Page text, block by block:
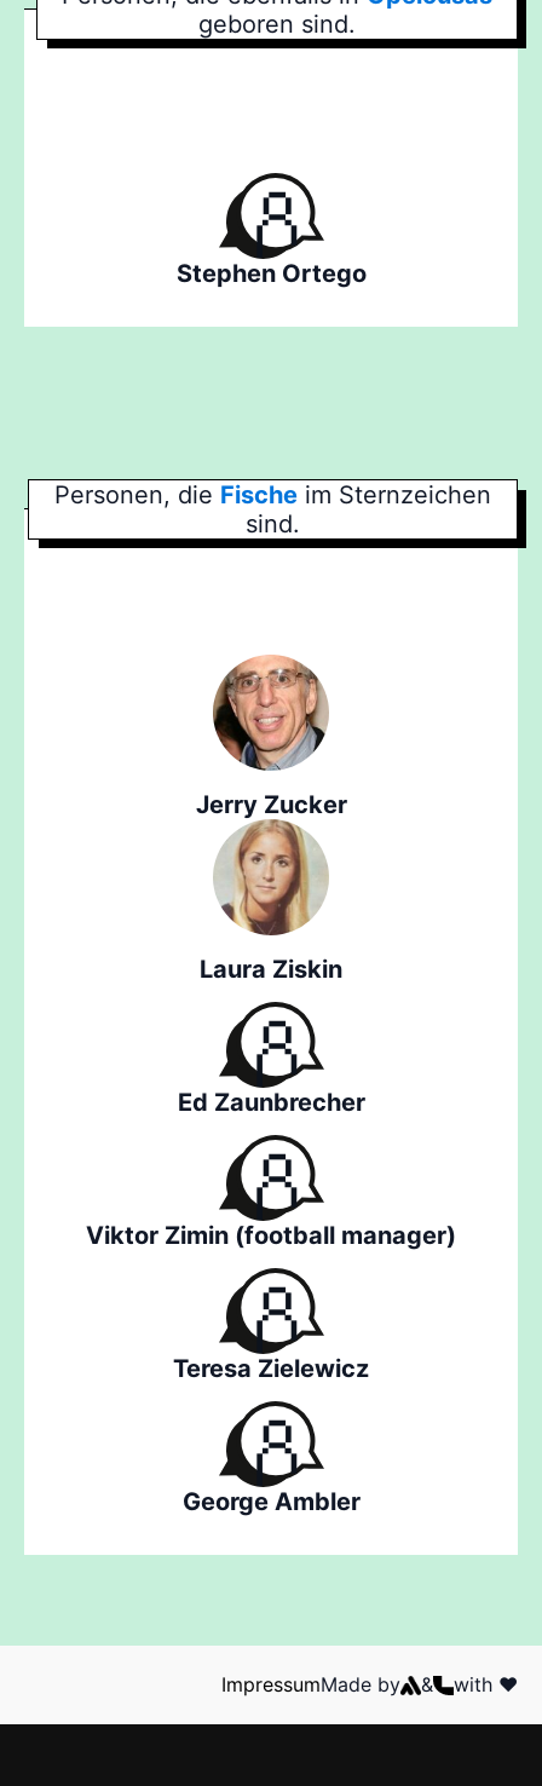
geboren sind.
Stephen Ortego
Personen, die Fische im Sternzeichen
sind.
Jerry Zucker
Laura Ziskin
Ed Zaunbrecher
Viktor Zimin (football manager)
Teresa Zielewicz
George Ambler
ImpressumMade by & with ❤️